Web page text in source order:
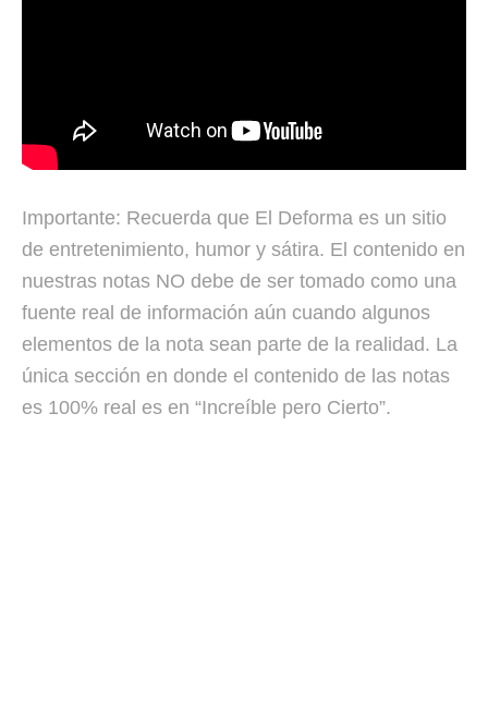
Importante: Recuerda que El Deforma es un sitio
de entretenimiento, humor y sátira. El contenido en
nuestras notas NO debe de ser tomado como una
fuente real de información aún cuando algunos
elementos de la nota sean parte de la realidad. La
única sección en donde el contenido de las notas
es 100% real es en “Increíble pero Cierto”.